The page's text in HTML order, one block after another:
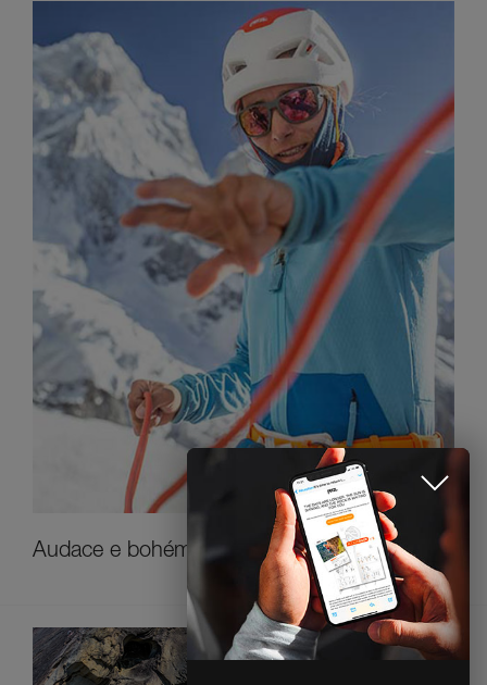
Audace e bohémien: ecco a voi Lise Billon
Iscriviti alla newsletter
e rimani connesso alle nostre
novità
CLOSE